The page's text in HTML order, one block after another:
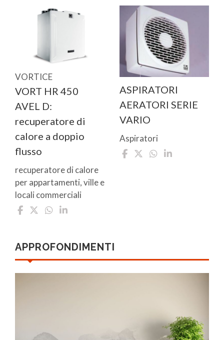
VORTICE
VORT HR 450
AVEL D:
recuperatore di
calore a doppio
flusso
recuperatore di calore
per appartamenti, ville e
locali commerciali
ASPIRATORI
AERATORI SERIE
VARIO
Aspiratori
APPROFONDIMENTI